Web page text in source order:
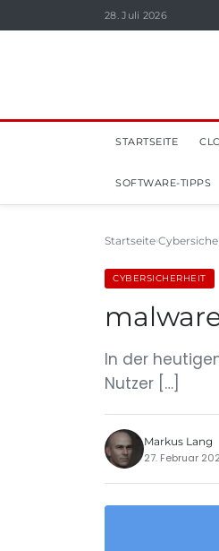
28. Juli 2026
STARTSEITE
SOFTWARE-TIPPS
Startseite
CYBERSICHERHEIT
In der
Nutzer […]
Markus Lang
27. Februar